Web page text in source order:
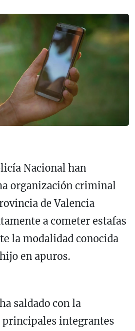
Nacional han
organización criminal
de Valencia
a cometer estafas
la modalidad conocida
en apuros.
saldado con la
principales integrantes